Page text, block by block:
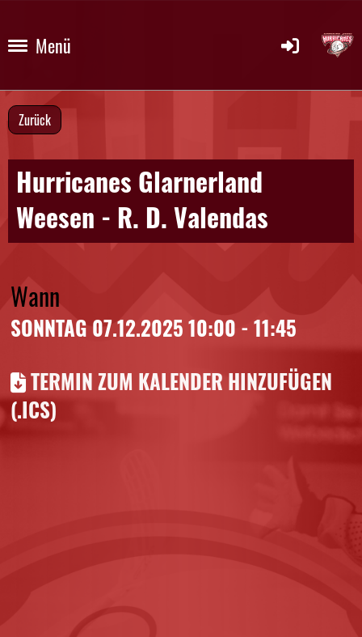
Menü
Zurück
Hurricanes Glarnerland
Weesen - R. D. Valendas
Wann
SONNTAG 07.12.2025 10:00 - 11:45
TERMIN ZUM KALENDER HINZUFÜGEN
(.ICS)